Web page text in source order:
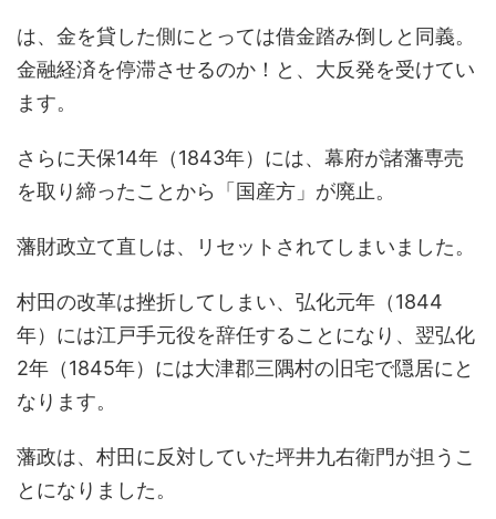
は、金を貸した側にとっては借金踏み倒しと同義。
金融経済を停滞させるのか！と、大反発を受けてい
ます。
さらに天保14年（1843年）には、幕府が諸藩専売
を取り締ったことから「国産方」が廃止。
藩財政立て直しは、リセットされてしまいました。
村田の改革は挫折してしまい、弘化元年（1844
年）には江戸手元役を辞任することになり、翌弘化
2年（1845年）には大津郡三隅村の旧宅で隠居にと
なります。
藩政は、村田に反対していた坪井九右衛門が担うこ
とになりました。